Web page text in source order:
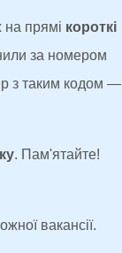
на прямі короткі
за номером
з таким кодом —
. Пам'ятайте!
вакансії.